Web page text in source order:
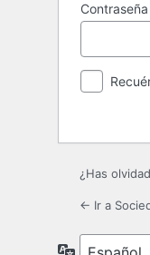
Contraseña
¿Has
← Ir a
Idioma